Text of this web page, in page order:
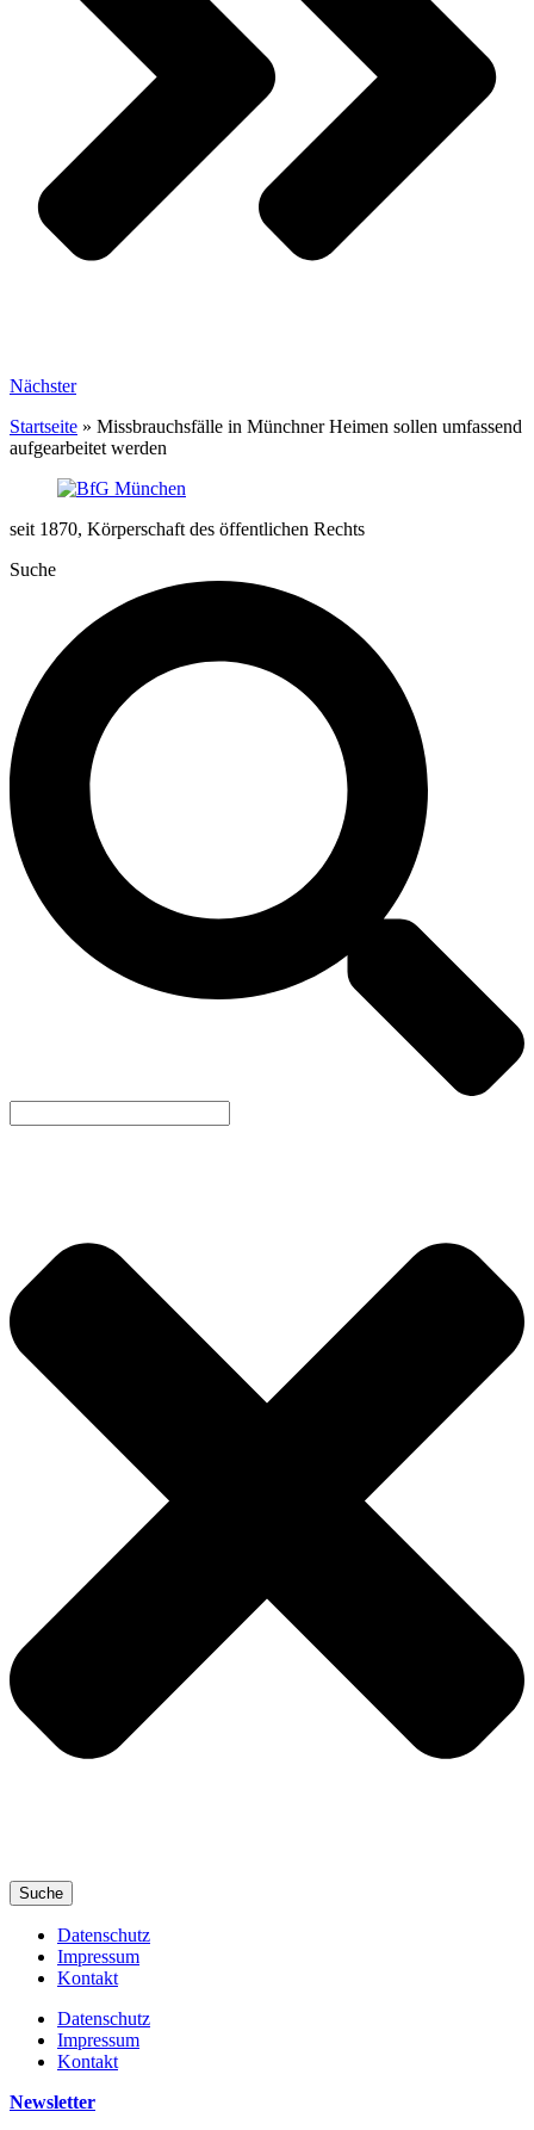
Nächster
Startseite » Missbrauchsfälle in Münchner Heimen sollen umfassend
aufgearbeitet werden
seit 1870, Körperschaft des öffentlichen Rechts
Suche
Suche
Datenschutz
Impressum
Kontakt
Datenschutz
Impressum
Kontakt
Newsletter